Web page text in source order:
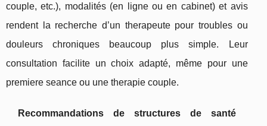
couple, etc.), modalités (en ligne ou en cabinet) et avis
rendent la recherche d’un therapeute pour troubles ou
douleurs chroniques beaucoup plus simple. Leur
consultation facilite un choix adapté, même pour une
premiere seance ou une therapie couple.
Recommandations de structures de santé